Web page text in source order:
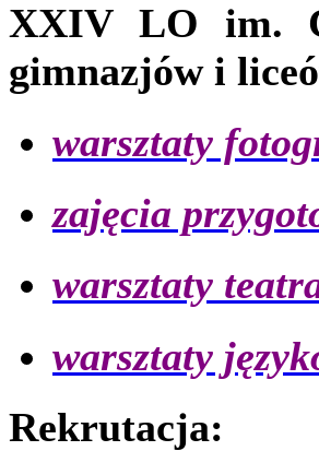
XXIV LO im.
gimnazjów i
warsztaty
zajęcia
warsztaty
warsztaty
Rekrutacja: